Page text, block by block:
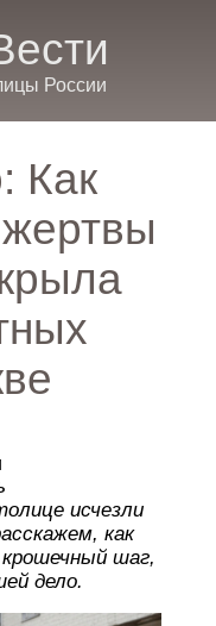
России
Как
исчезли
как
шаг,
дело.